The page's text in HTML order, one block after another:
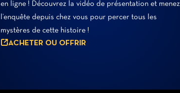
en ligne ! Découvrez la vidéo de présentation et menez
l’enquête depuis chez vous pour percer tous les
mystères de cette histoire !
ACHETER OU OFFRIR